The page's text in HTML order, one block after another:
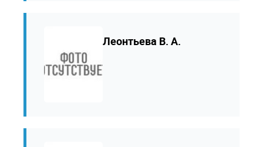
Леонтьева В. А.